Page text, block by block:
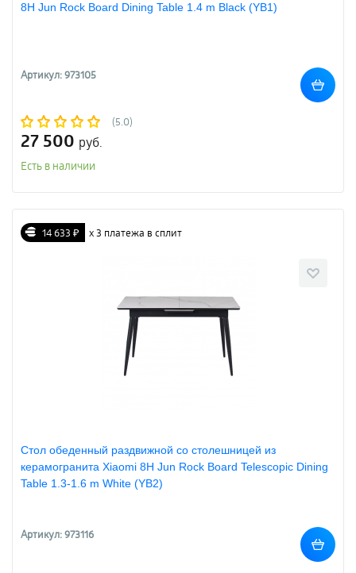
8H Jun Rock Board Dining Table 1.4 m Black (YB1)
Артикул: 973105
(5.0)
27 500 руб.
Есть в наличии
14 633 ₽ х 3 платежа в сплит
Стол обеденный раздвижной со столешницей из
керамогранита Xiaomi 8H Jun Rock Board Telescopic Dining
Table 1.3-1.6 m White (YB2)
Артикул: 973116